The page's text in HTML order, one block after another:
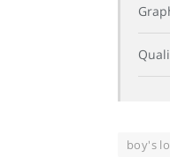
boy's